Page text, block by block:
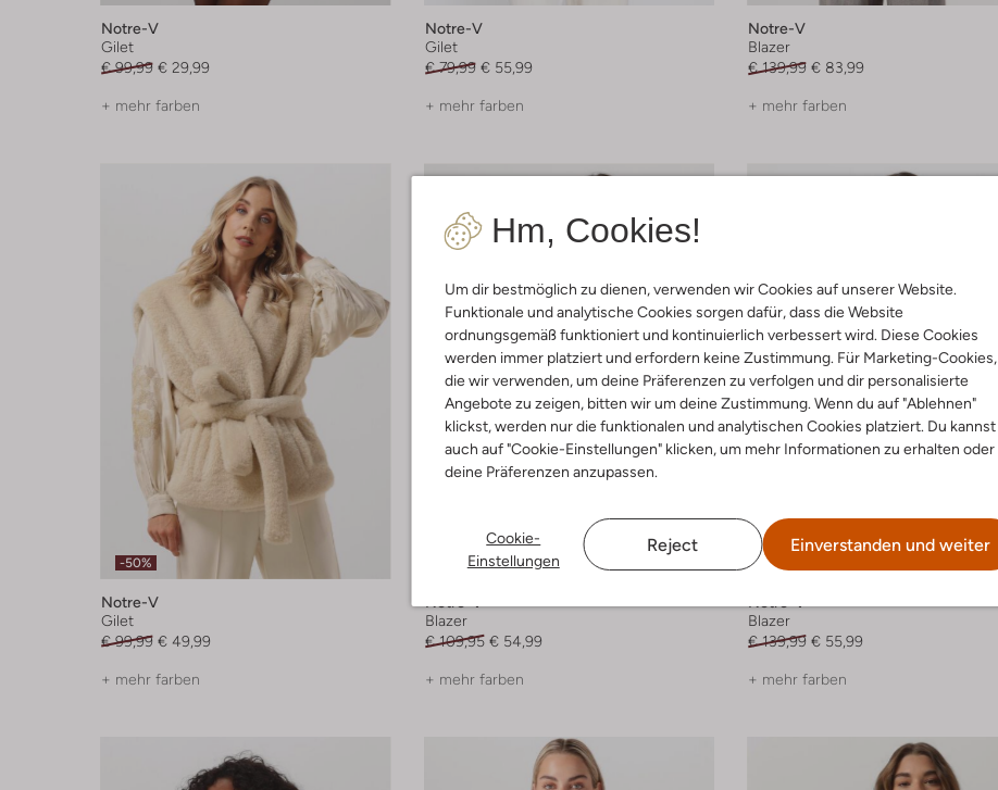
Hm, Cookies!
Um dir bestmöglich zu dienen, verwenden wir Cookies auf unserer Website.
Funktionale und analytische Cookies sorgen dafür, dass die Website
ordnungsgemäß funktioniert und kontinuierlich verbessert wird. Diese Cookies
werden immer platziert und erfordern keine Zustimmung. Für Marketing-Cookies,
die wir verwenden, um deine Präferenzen zu verfolgen und dir personalisierte
Angebote zu zeigen, bitten wir um deine Zustimmung. Wenn du auf "Ablehnen"
klickst, werden nur die funktionalen und analytischen Cookies platziert. Du kannst
auch auf "Cookie-Einstellungen" klicken, um mehr Informationen zu erhalten oder
deine Präferenzen anzupassen.
Cookie-
Einstellungen
Reject Einverstanden und weiter
Notre-V
Gilet
€ 99,99 € 29,99
+ mehr farben
Notre-V
Gilet
€ 79,99 € 55,99
+ mehr farben
Notre-V
Blazer
€ 139,99 € 83,99
+ mehr farben
-50%
Notre-V
Gilet
€ 99,99 € 49,99
+ mehr farben
-50%
Blazer
€ 109,95 € 54,99
+ mehr farben
Letzte Größen
-60%
Blazer
€ 139,99 € 55,99
+ mehr farben